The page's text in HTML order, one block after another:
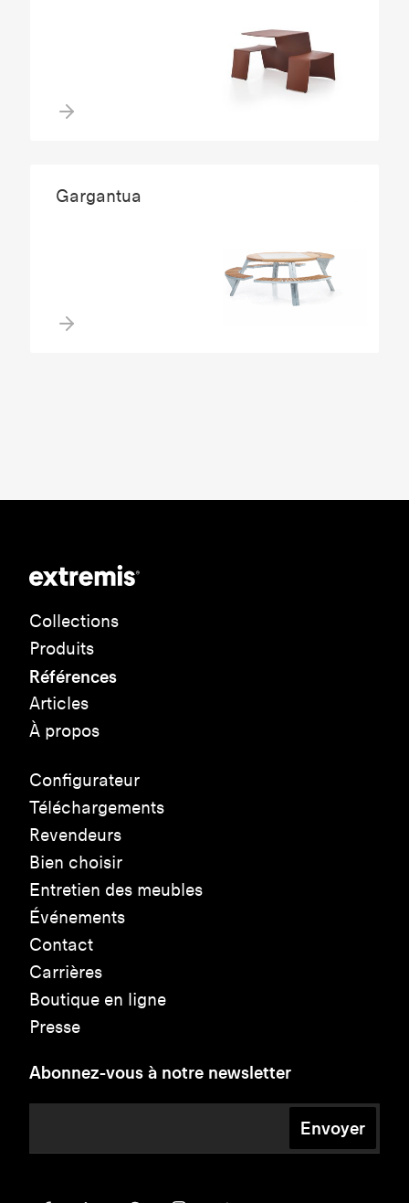
Gargantua
Collections
Produits
Références
Articles
À propos
Configurateur
Téléchargements
Revendeurs
Bien choisir
Entretien des meubles
Événements
Contact
Carrières
Boutique en ligne
Presse
Abonnez-vous à notre newsletter
Envoyer